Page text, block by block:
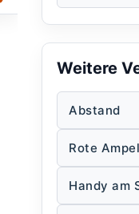
Weitere
Abstand
Rote Ampel
Handy am